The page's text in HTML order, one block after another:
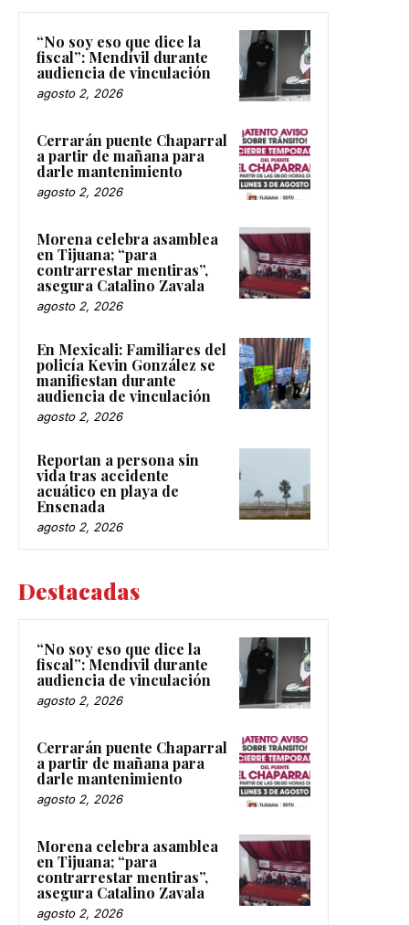
“No soy eso que dice la
fiscal”: Mendívil durante
audiencia de vinculación
agosto 2, 2026
Cerrarán puente Chaparral
a partir de mañana para
darle mantenimiento
agosto 2, 2026
Morena celebra asamblea
en Tijuana; “para
contrarrestar mentiras”,
asegura Catalino Zavala
agosto 2, 2026
En Mexicali: Familiares del
policía Kevin González se
manifiestan durante
audiencia de vinculación
agosto 2, 2026
Reportan a persona sin
vida tras accidente
acuático en playa de
Ensenada
agosto 2, 2026
Destacadas
“No soy eso que dice la
fiscal”: Mendívil durante
audiencia de vinculación
agosto 2, 2026
Cerrarán puente Chaparral
a partir de mañana para
darle mantenimiento
agosto 2, 2026
Morena celebra asamblea
en Tijuana; “para
contrarrestar mentiras”,
asegura Catalino Zavala
agosto 2, 2026